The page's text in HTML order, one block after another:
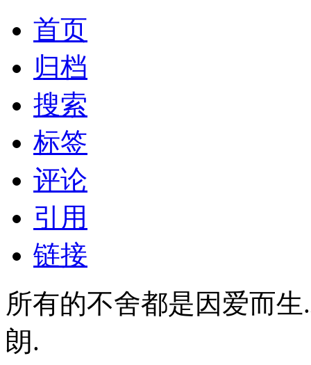
首页
归档
搜索
标签
评论
引用
链接
所有的不舍都是因爱而
朗.